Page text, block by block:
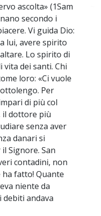
ascolta» (1Sam
secondo i
Vi guida Dio:
lui, avere spirito
Lo spirito di
vita dei santi. Chi
loro: «Ci vuole
Per
di più col
il dottore più
senza aver
danari si
Signore. San
contadini, non
fatto! Quante
niente da
andava